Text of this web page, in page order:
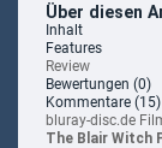
Über diesen
Inhalt
Features
Review
Bewertungen (0)
Kommentare (15)
bluray-disc.de
The Blair Witch